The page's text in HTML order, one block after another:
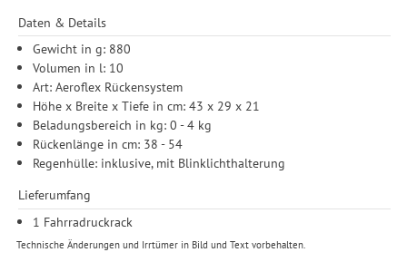
Daten & Details
Gewicht in g: 880
Volumen in l: 10
Art: Aeroflex Rückensystem
Höhe x Breite x Tiefe in cm: 43 x 29 x 21
Beladungsbereich in kg: 0 - 4 kg
Rückenlänge in cm: 38 - 54
Regenhülle: inklusive, mit Blinklichthalterung
Lieferumfang
1 Fahrradruckrack
Technische Änderungen und Irrtümer in Bild und Text vorbehalten.